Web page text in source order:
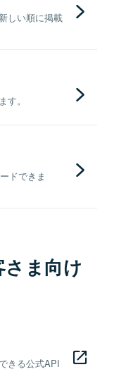
しい順に掲載
。
ドできま
ま向け
きる公式API